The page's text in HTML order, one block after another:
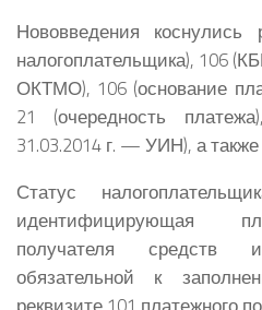
Нововведения коснулись
налогоплательщика), 106
ОКТМО), 106 (основание
21 (очередность
31.03.2014 г. — УИН), а также
Статус
идентифицирующая
получателя средств
обязательной к